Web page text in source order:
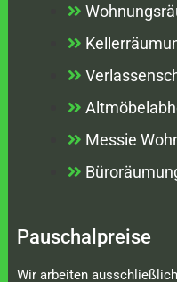
Messie
Pauschalpreise
Wir arbeiten